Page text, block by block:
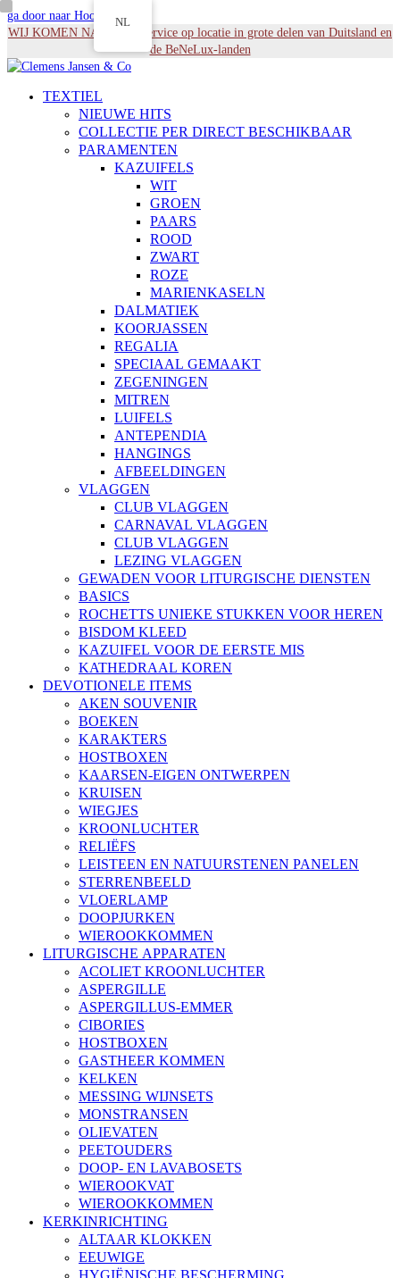
ga door naar Hoofdinhoud
WIJ KOMEN NAAR U - Service op locatie in grote delen van Duitsland en
de BeNeLux-landen
TEXTIEL
NIEUWE HITS
COLLECTIE PER DIRECT BESCHIKBAAR
PARAMENTEN
KAZUIFELS
WIT
GROEN
PAARS
ROOD
ZWART
ROZE
MARIENKASELN
DALMATIEK
KOORJASSEN
REGALIA
SPECIAAL GEMAAKT
ZEGENINGEN
MITREN
LUIFELS
ANTEPENDIA
HANGINGS
AFBEELDINGEN
VLAGGEN
CLUB VLAGGEN
CARNAVAL VLAGGEN
CLUB VLAGGEN
LEZING VLAGGEN
GEWADEN VOOR LITURGISCHE DIENSTEN
BASICS
ROCHETTS UNIEKE STUKKEN VOOR HEREN
BISDOM KLEED
KAZUIFEL VOOR DE EERSTE MIS
KATHEDRAAL KOREN
DEVOTIONELE ITEMS
AKEN SOUVENIR
BOEKEN
KARAKTERS
HOSTBOXEN
KAARSEN-EIGEN ONTWERPEN
KRUISEN
WIEGJES
KROONLUCHTER
RELIËFS
LEISTEEN EN NATUURSTENEN PANELEN
STERRENBEELD
VLOERLAMP
DOOPJURKEN
WIEROOKKOMMEN
LITURGISCHE APPARATEN
ACOLIET KROONLUCHTER
ASPERGILLE
ASPERGILLUS-EMMER
CIBORIES
HOSTBOXEN
GASTHEER KOMMEN
KELKEN
MESSING WIJNSETS
MONSTRANSEN
OLIEVATEN
PEETOUDERS
DOOP- EN LAVABOSETS
WIEROOKVAT
WIEROOKKOMMEN
KERKINRICHTING
ALTAAR KLOKKEN
EEUWIGE
HYGIËNISCHE BESCHERMING
NL